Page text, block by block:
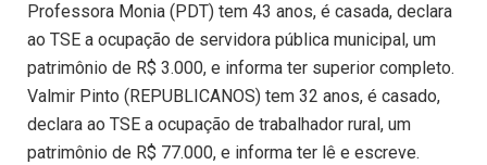
Professora Monia (PDT) tem 43 anos, é casada, declara
ao TSE a ocupação de servidora pública municipal, um
patrimônio de R$ 3.000, e informa ter superior completo.
Valmir Pinto (REPUBLICANOS) tem 32 anos, é casado,
declara ao TSE a ocupação de trabalhador rural, um
patrimônio de R$ 77.000, e informa ter lê e escreve.